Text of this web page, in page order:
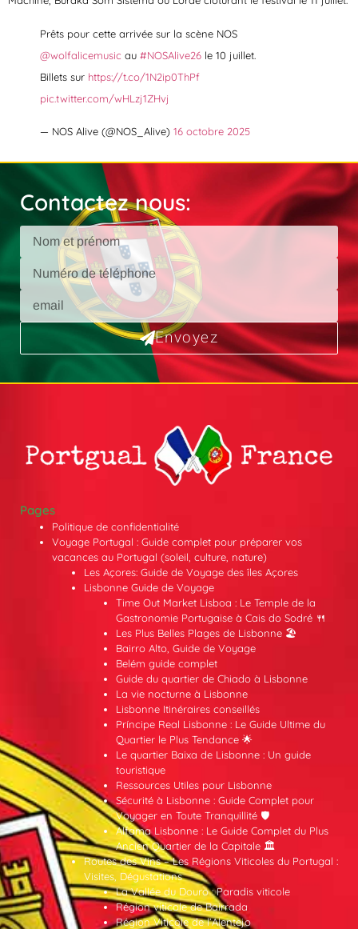
Prêts pour cette arrivée sur la scène NOS
@wolfalicemusic au #NOSAlive26 le 10 juillet.
Billets sur https://t.co/1N2ip0ThPf
pic.twitter.com/wHLzj1ZHvj
— NOS Alive (@NOS_Alive) 16 octobre 2025
Contactez nous:
Envoyez
Pages
Politique de confidentialité
Voyage Portugal : Guide complet pour préparer vos
vacances au Portugal (soleil, culture, nature)
Les Açores: Guide de Voyage des îles Açores
Lisbonne Guide de Voyage
Time Out Market Lisboa : Le Temple de la
Gastronomie Portugaise à Cais do Sodré 🍴
Les Plus Belles Plages de Lisbonne 🏖️
Bairro Alto, Guide de Voyage
Belém guide complet
Guide du quartier de Chiado à Lisbonne
La vie nocturne à Lisbonne
Lisbonne Itinéraires conseillés
Príncipe Real Lisbonne : Le Guide Ultime du
Quartier le Plus Tendance 🌟
Le quartier Baixa de Lisbonne : Un guide
touristique
Ressources Utiles pour Lisbonne
Sécurité à Lisbonne : Guide Complet pour
Voyager en Toute Tranquillité 🛡️
Alfama Lisbonne : Le Guide Complet du Plus
Ancien Quartier de la Capitale 🏛️
Routes des Vins – Les Régions Viticoles du Portugal :
Visites, Dégustations
La Vallée du Douro : Paradis viticole
Région viticole de Bairrada
Région Viticole de l’Alentejo